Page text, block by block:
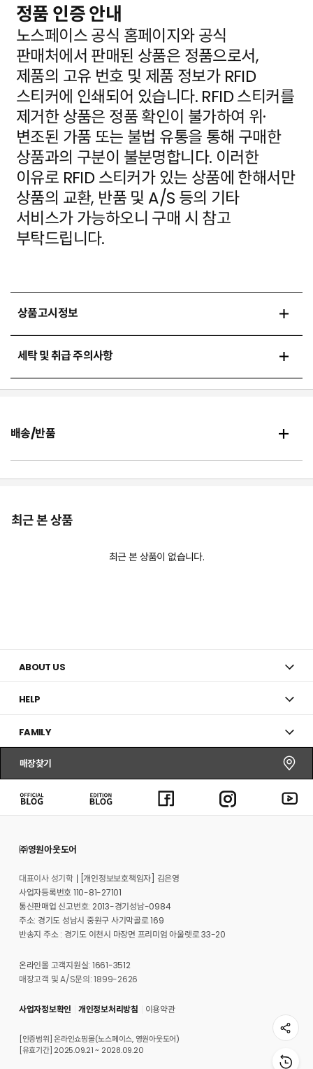
정품 인증 안내
노스페이스 공식 홈페이지와 공식
판매처에서 판매된 상품은 정품으로서,
제품의 고유 번호 및 제품 정보가 RFID
스티커에 인쇄되어 있습니다. RFID 스티커를
제거한 상품은 정품 확인이 불가하여 위·
변조된 가품 또는 불법 유통을 통해 구매한
상품과의 구분이 불분명합니다. 이러한
이유로 RFID 스티커가 있는 상품에 한해서만
상품의 교환, 반품 및 A/S 등의 기타
서비스가 가능하오니 구매 시 참고
부탁드립니다.
상품고시정보
세탁 및 취급 주의사항
배송/반품
최근 본 상품
최근 본 상품이 없습니다.
ABOUT US
HELP
FAMILY
매장찾기
㈜영원아웃도어
대표이사 성기학
[개인정보보호책임자] 김은영
사업자등록번호 110-81-27101
통신판매업 신고번호: 2013-경기성남-0984
주소: 경기도 성남시 중원구 사기막골로 169
반송지 주소 : 경기도 이천시 마장면 프리미엄 아울렛로 33-20
온라인몰 고객지원실: 1661-3512
매장고객 및 A/S문의: 1899-2626
사업자정보확인 개인정보처리방침 이용약관
[인증범위] 온라인쇼핑몰(노스페이스, 영원아웃도어)
[유효기간] 2025.09.21 ~ 2028.09.20